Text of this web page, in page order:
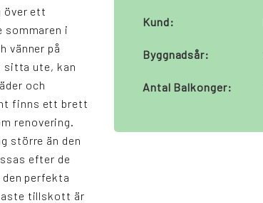
över ett
sommaren i
vänner på
sitta ute, kan
och
finns ett brett
renovering.
större än den
efter de
perfekta
tillskott är
Kund:
Byggnadsår:
Antal Balkonger: